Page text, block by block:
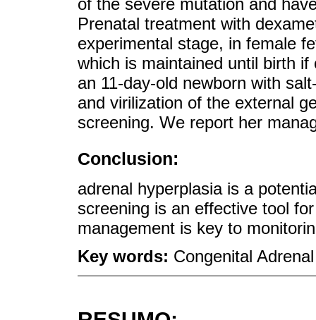
of the severe mutation and
Prenatal treatment with
experimental stage, in female
which is maintained until birth
an 11-day-old newborn with
and virilization of the external
screening. We report her
Conclusion:
adrenal hyperplasia is a
screening is an effective tool
management is key to
Key words: Congenital